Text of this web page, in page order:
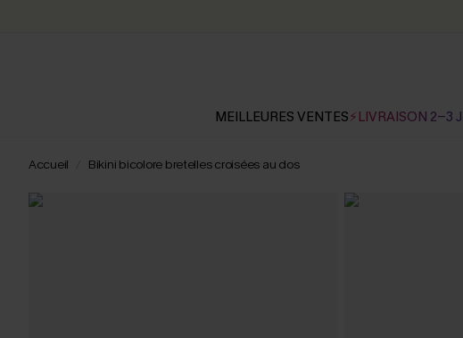
MEILLEURES VENTES⚡LIVRAISON 2-3 J
Accueil Bikini bicolore bretelles croisées au dos